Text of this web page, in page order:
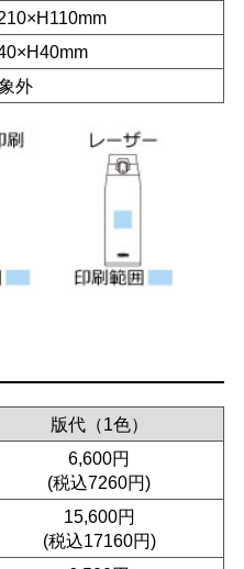
外
版代（1色）
6,600円
(税込7260円)
15,600円
(税込17160円)